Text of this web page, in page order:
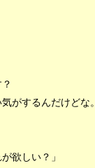
がするんだけどな。
欲しい？」